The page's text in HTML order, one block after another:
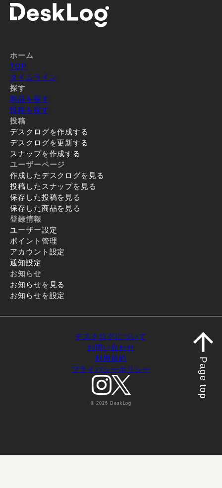
ホーム
TOP
タイムライン
探す
商品を探す
投稿を探す
投稿
デスクログを作成する
デスクログを更新する
スナップを作成する
ユーザーページ
作成したデスクログを見る
投稿したスナップを見る
保存した投稿を見る
保存した商品を見る
登録情報
ユーザー設定
ポイント管理
アカウント設定
通知設定
お知らせ
お知らせを見る
お知らせを設定
デスクログについて
お問い合わせ
利用規約
プライバシーポリシー
© 2026 DeskLog
Page top